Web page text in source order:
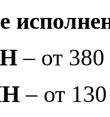
– от
– от